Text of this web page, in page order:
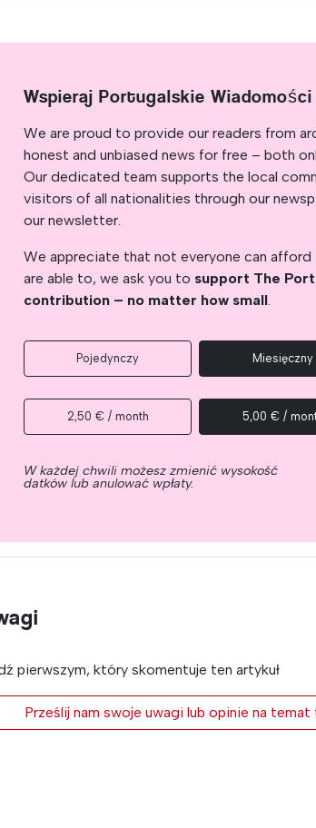
Wspieraj Portugalskie Wiadomości
We are proud to provide our readers from
honest and unbiased news for free – both
Our dedicated team supports the local
visitors of all nationalities through our
our newsletter.
We appreciate that not everyone can
are able to, we ask you to support The
contribution – no matter how small.
Pojedynczy Miesięczny
2,50 € / month 5,00 € /
W każdej chwili możesz zmienić wysokość
datków lub anulować wpłaty.
pierwszym, który skomentuje ten artykuł
Prześlij nam swoje uwagi lub opinie na temat